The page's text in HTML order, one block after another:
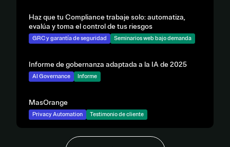
Haz que tu Compliance trabaje solo: automatiza,
evalúa y toma el control de tus riesgos
GRC y garantía de seguridad Seminarios web bajo demanda
Informe de gobernanza adaptada a la IA de 2025
AI Governance Informe
MasOrange
Privacy Automation Testimonio de cliente